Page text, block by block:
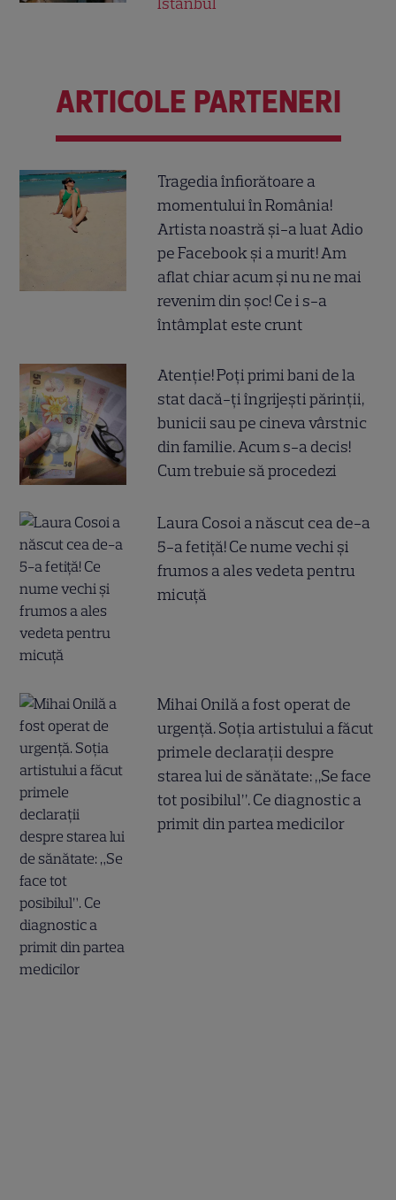
Istanbul
ARTICOLE PARTENERI
Tragedia înfiorătoare a
momentului în România!
Artista noastră și-a luat Adio
pe Facebook și a murit! Am
aflat chiar acum și nu ne mai
revenim din șoc! Ce i s-a
întâmplat este crunt
Atenție! Poți primi bani de la
stat dacă-ți îngrijești părinții,
bunicii sau pe cineva vârstnic
din familie. Acum s-a decis!
Cum trebuie să procedezi
Laura Cosoi a născut cea de-a
5-a fetiță! Ce nume vechi și
frumos a ales vedeta pentru
micuță
Mihai Onilă a fost operat de
urgență. Soția artistului a făcut
primele declarații despre
starea lui de sănătate: „Se face
tot posibilul”. Ce diagnostic a
primit din partea medicilor